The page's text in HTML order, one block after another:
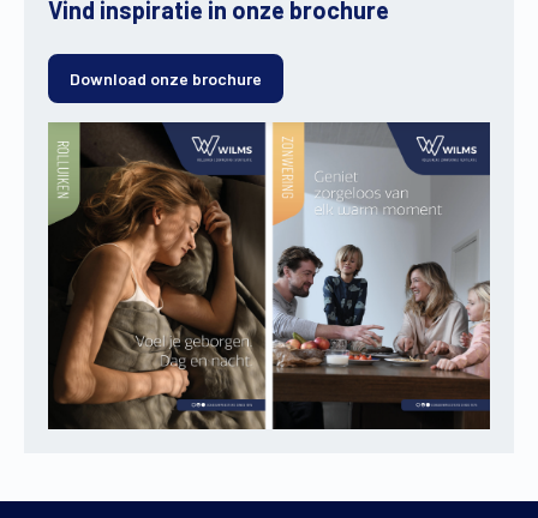
Vind inspiratie in onze brochure
Download onze brochure